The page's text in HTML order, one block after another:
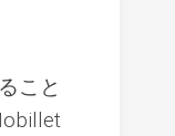
こと